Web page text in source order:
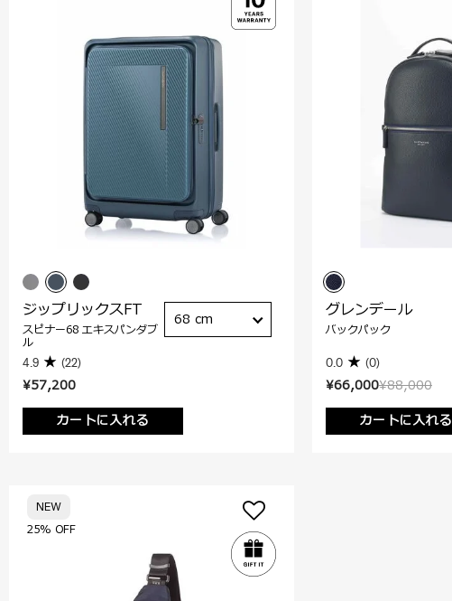
¥57,200
カートに入れる
ジップリックスFT
スピナー68 エキスパンダブ
ル
4.9 (22)
68 cm
¥88,000
¥66,000
カートに入れる
グレンデール
バックパック
0.0 (0)
25% OFF
NEW